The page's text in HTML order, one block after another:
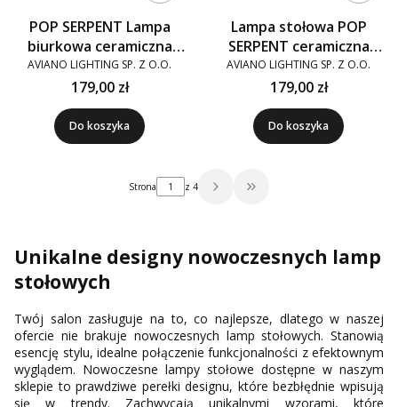
POP SERPENT Lampa
biurkowa ceramiczna
czerwień malinowa
AVIANO LIGHTING SP. Z O.O.
179,00 zł
Do koszyka
Lampa stołowa POP
SERPENT ceramiczna
vanilla
AVIANO LIGHTING SP. Z O.O.
179,00 zł
Do koszyka
Strona z 4 Przejdź do ostatniej strony
Unikalne designy nowoczesnych lamp
stołowych
Twój salon zasługuje na to, co najlepsze, dlatego w naszej
ofercie nie brakuje nowoczesnych lamp stołowych. Stanowią
esencję stylu, idealne połączenie funkcjonalności z efektownym
wyglądem. Nowoczesne lampy stołowe dostępne w naszym
sklepie to prawdziwe perełki designu, które bezbłędnie wpisują
się w trendy. Zachwycają unikalnymi wzorami, które